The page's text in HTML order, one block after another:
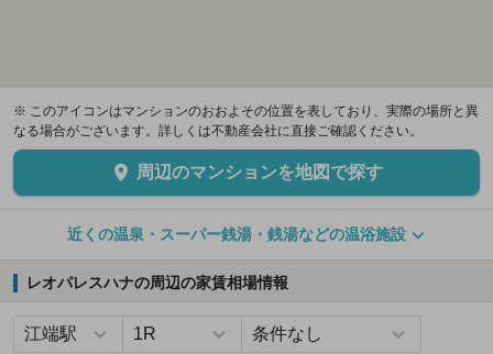
※ このアイコンはマンションのおおよその位置を表しており、実際の場所と異
なる場合がございます。詳しくは不動産会社に直接ご確認ください。
周辺のマンションを地図で探す
近くの温泉・スーパー銭湯・銭湯などの温浴施設
レオパレスハナの周辺の家賃相場情報